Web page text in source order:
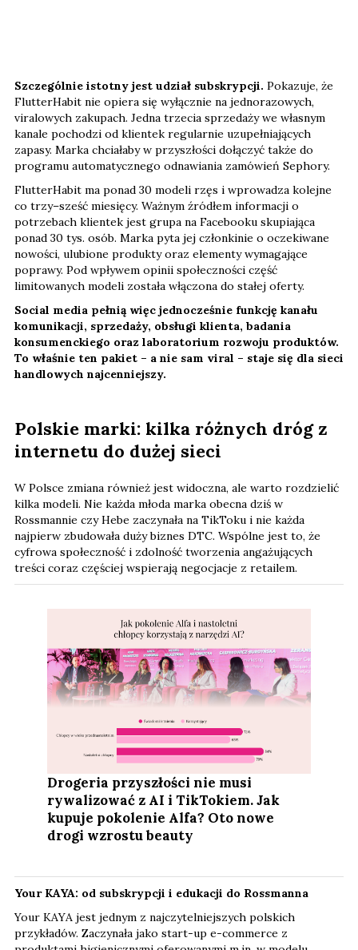
Szczególnie istotny jest udział subskrypcji. Pokazuje, że
FlutterHabit nie opiera się wyłącznie na jednorazowych,
viralowych zakupach. Jedna trzecia sprzedaży we własnym
kanale pochodzi od klientek regularnie uzupełniających
zapasy. Marka chciałaby w przyszłości dołączyć także do
programu automatycznego odnawiania zamówień Sephory.
FlutterHabit ma ponad 30 modeli rzęs i wprowadza kolejne
co trzy–sześć miesięcy. Ważnym źródłem informacji o
potrzebach klientek jest grupa na Facebooku skupiająca
ponad 30 tys. osób. Marka pyta jej członkinie o oczekiwane
nowości, ulubione produkty oraz elementy wymagające
poprawy. Pod wpływem opinii społeczności część
limitowanych modeli została włączona do stałej oferty.
Social media pełnią więc jednocześnie funkcję kanału
komunikacji, sprzedaży, obsługi klienta, badania
konsumenckiego oraz laboratorium rozwoju produktów.
To właśnie ten pakiet – a nie sam viral – staje się dla sieci
handlowych najcenniejszy.
Polskie marki: kilka różnych dróg z
internetu do dużej sieci
W Polsce zmiana również jest widoczna, ale warto rozdzielić
kilka modeli. Nie każda młoda marka obecna dziś w
Rossmannie czy Hebe zaczynała na TikToku i nie każda
najpierw zbudowała duży biznes DTC. Wspólne jest to, że
cyfrowa społeczność i zdolność tworzenia angażujących
treści coraz częściej wspierają negocjacje z retailem.
Drogeria przyszłości nie musi
rywalizować z AI i TikTokiem. Jak
kupuje pokolenie Alfa? Oto nowe
drogi wzrostu beauty
Your KAYA: od subskrypcji i edukacji do Rossmanna
Your KAYA jest jednym z najczytelniejszych polskich
przykładów. Zaczynała jako start-up e-commerce z